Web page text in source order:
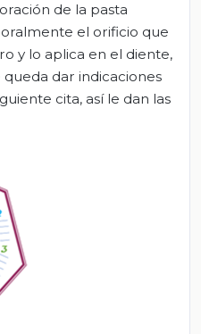
de la pasta
el orificio que
y lo aplica en el diente,
dar indicaciones
cita, así le dan las